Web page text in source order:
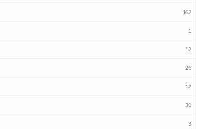
162
1
12
26
12
30
3